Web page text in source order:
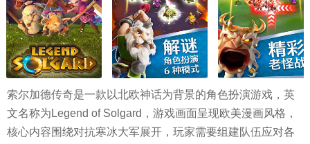
索尔加德传奇是一款以北欧神话为背景的角色扮演游戏，英
文名称为Legend of Solgard，游戏画面呈现欧美漫画风格，
核心内容围绕对抗寒冰大军展开，玩家需要组建队伍应对各